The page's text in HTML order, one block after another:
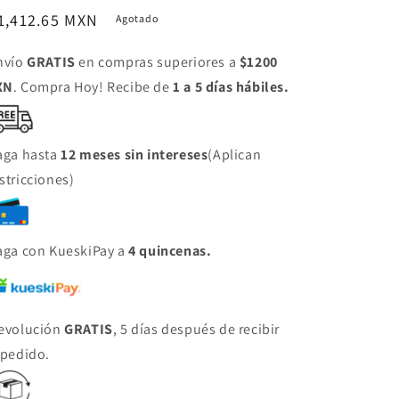
MXN Agotado
GRATISen compras superiores a $1200
. Compra Hoy! Recibe de1 a 5 días hábiles.
hasta12 meses sin intereses(Aplican
con KueskiPay a4 quincenas.
GRATIS, 5 días después de recibir